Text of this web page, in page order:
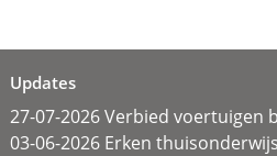
Updates
27-07-2026 Verbied voertuigen
03-06-2026 Erken